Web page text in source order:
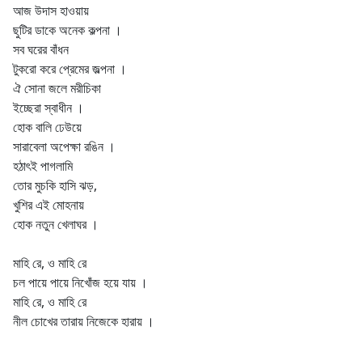
আজ উদাস হাওয়ায়
ছুটির ডাকে অনেক কল্পনা ।
সব ঘরের বাঁধন
টুকরো করে প্রেমের জল্পনা ।
ঐ সোনা জলে মরীচিকা
ইচ্ছেরা স্বাধীন ।
হোক বালি ঢেউয়ে
সারাবেলা অপেক্ষা রঙিন ।
হঠাৎই পাগলামি
তোর মুচকি হাসি ঝড়,
খুশির এই মোহনায়
হোক নতুন খেলাঘর ।
মাহি রে, ও মাহি রে
চল পায়ে পায়ে নিখোঁজ হয়ে যায় ।
মাহি রে, ও মাহি রে
নীল চোখের তারায় নিজেকে হারায় ।